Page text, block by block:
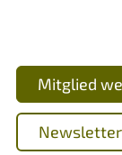
Mitglied